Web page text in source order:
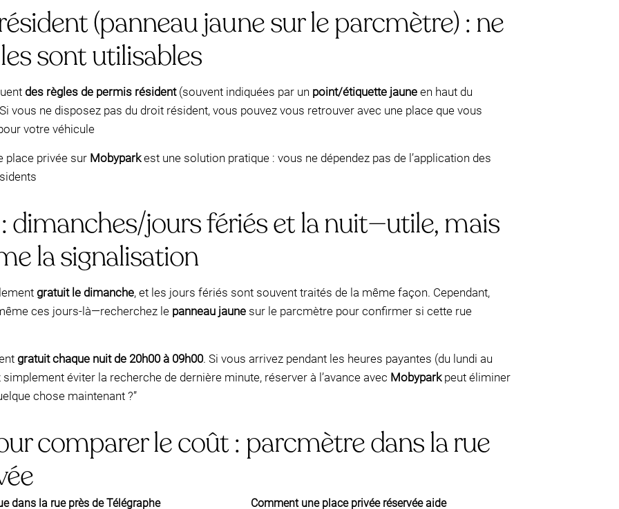
(panneau jaune sur le parcmètre) : ne
sont utilisables
des règles de permis résident(souvent indiquées par un point/étiquette jaune en haut du
vous ne disposez pas du droit résident, vous pouvez vous retrouver avec une place que vous
votre véhicule
place privée sur Mobyparkest une solution pratique : vous ne dépendez pas de l’application des
dimanches/jours fériés et la nuit—utile, mais
la signalisation
gratuit le dimanche, et les jours fériés sont souvent traités de la même façon. Cependant,
ces jours-là—recherchez le panneau jaune sur le parcmètre pour confirmer si cette rue
gratuit chaque nuit de 20h00 à 09h00. Si vous arrivez pendant les heures payantes (du lundi au
éviter la recherche de dernière minute, réserver à l’avance avec Mobyparkpeut éliminer
chose maintenant ?”
comparer le coût : parcmètre dans la rue
dans la rue près de Télégraphe Comment une place privée réservée aide